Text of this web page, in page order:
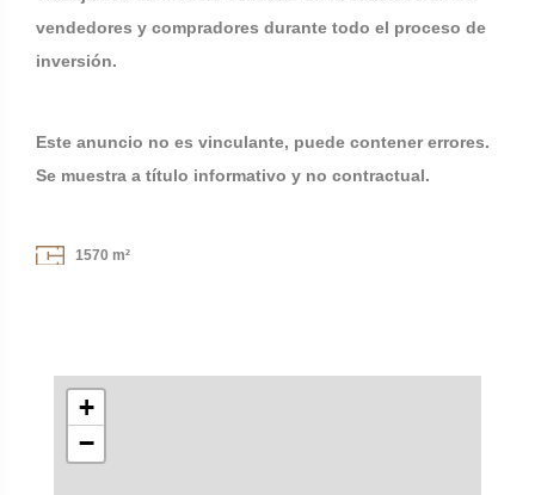
vendedores y compradores durante todo el proceso de
inversión.
Este anuncio no es vinculante, puede contener errores.
Se muestra a título informativo y no contractual.
1570 m²
+
−